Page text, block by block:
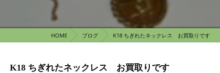
HOME ブログ K18 ちぎれたネックレス お買取りです
K18 ちぎれたネックレス お買取りです